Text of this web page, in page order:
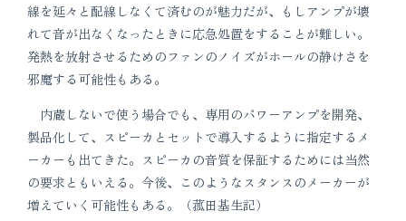
線を延々と配線しなくて済むのが魅力だが、もしアンプが壊
れて音が出なくなったときに応急処置をすることが難しい。
発熱を放射させるためのファンのノイズがホールの静けさを
邪魔する可能性もある。
内蔵しないで使う場合でも、専用のパワーアンプを開発、
製品化して、スピーカとセットで導入するように指定するメ
ーカーも出てきた。スピーカの音質を保証するためには当然
の要求ともいえる。今後、このようなスタンスのメーカーが
増えていく可能性もある。（菰田基生記）